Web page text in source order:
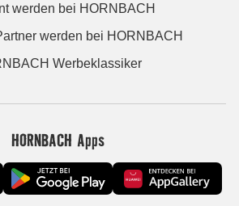
werden bei HORNBACH
werden bei HORNBACH
Werbeklassiker
HORNBACH Apps